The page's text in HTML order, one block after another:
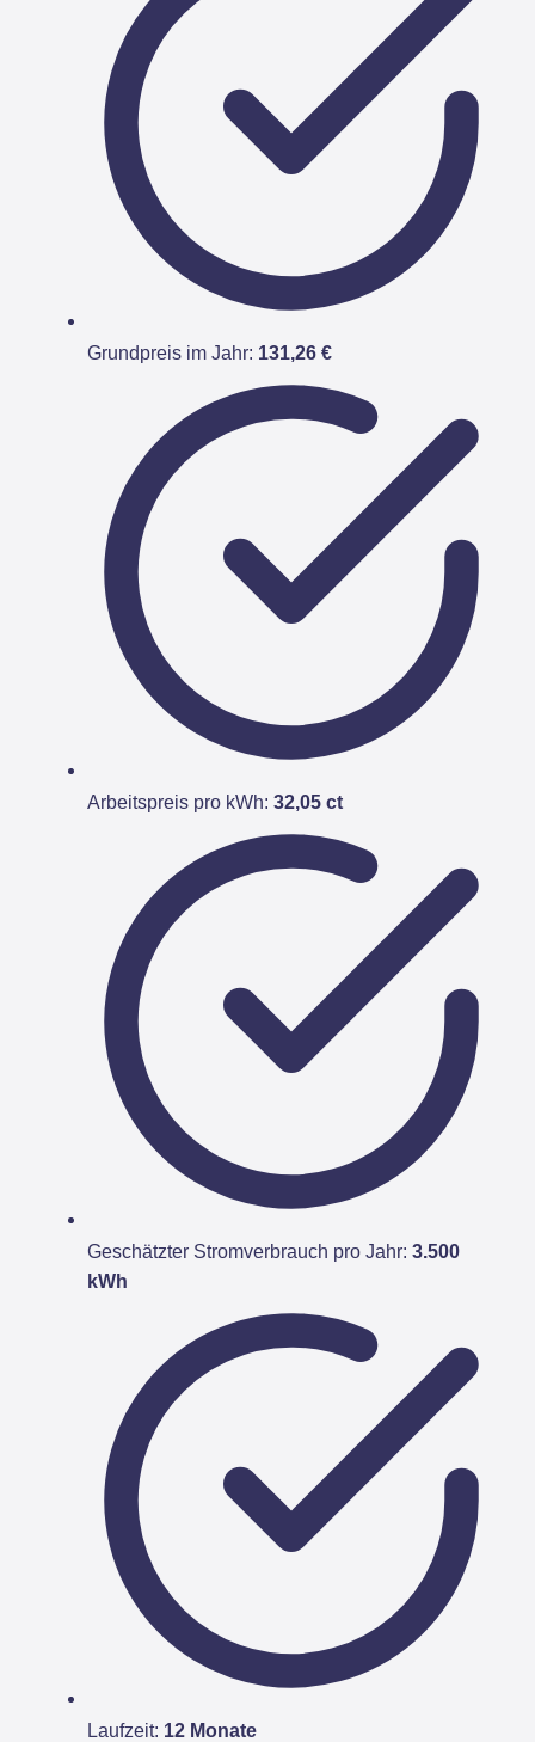
Grundpreis im Jahr: 131,26 €
Arbeitspreis pro kWh: 32,05 ct
Geschätzter Stromverbrauch pro Jahr: 3.500
kWh
Laufzeit: 12 Monate